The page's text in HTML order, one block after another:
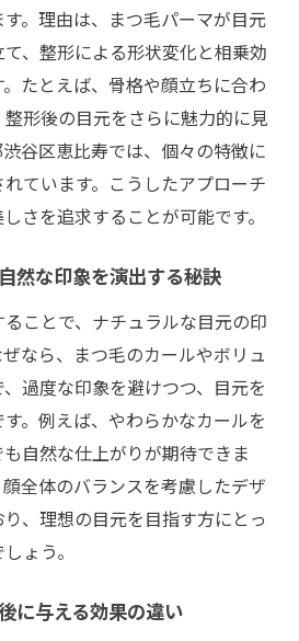
を避けるべき体質や状態とは
が不向きなケースの見分け方
のリスクや注意点をチェック
に適さない理由とその背景
が合わない場合の対処法
形で叶える自然な目元美
が引き出すナチュラルな目元
と整形の効果的な組み合わせ
で整形後の印象をより自然に
活用で理想の目元美を追求す
と整形による魅力的な目元作
。理由は、まつ毛パーマが目元
、整形による形状変化と相乗効
たとえば、骨格や顔立ちに合わ
形後の目元をさらに魅力的に見
谷区恵比寿では、個々の特徴に
ています。こうしたアプローチ
さを追求することが可能です。
然な印象を演出する秘訣
ことで、ナチュラルな目元の印
なら、まつ毛のカールやボリュ
過度な印象を避けつつ、目元を
。例えば、やわらかなカールを
自然な仕上がりが期待できま
全体のバランスを考慮したデザ
、理想の目元を目指す方にとっ
ょう。
に与える効果の違い